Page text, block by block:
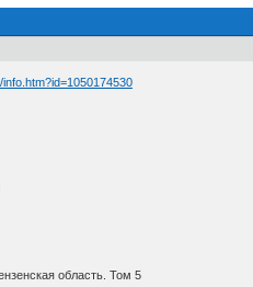
область. Том 5